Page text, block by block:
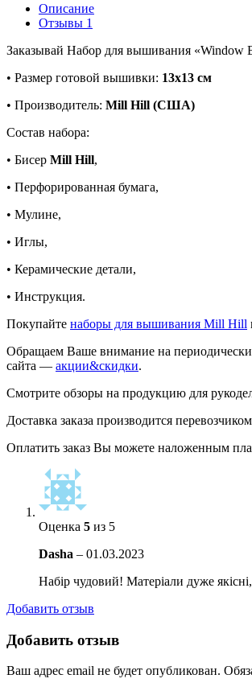
Описание
Отзывы 1
Заказывай Набор для вышивания «Window
• Размер готовой вышивки: 13х13 см
• Производитель: Mill Hill (США)
Состав набора:
• Бисер Mill Hill,
• Перфорированная бумага,
• Мулине,
• Иглы,
• Керамические детали,
• Инструкция.
Покупайте наборы для вышивания Mill Hill
Обращаем Ваше внимание на
сайта — акции&скидки.
Смотрите обзоры на продукцию для
Доставка заказа производится
Оплатить заказ Вы можете наложенным
Оценка 5 из 5
Dasha – 01.03.2023
Набір чудовий! Матеріали дуже
Добавить отзыв
Добавить отзыв
Ваш адрес email не будет опубликован.